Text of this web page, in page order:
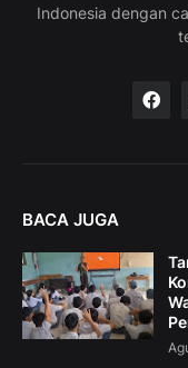
Indonesia dengan
BACA JUGA